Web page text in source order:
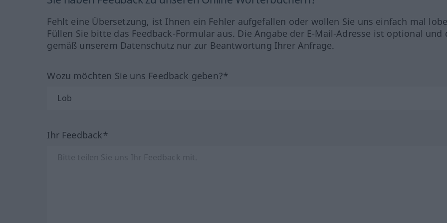
Fehlt eine Übersetzung, ist Ihnen ein Fehler aufgefallen oder wollen Sie uns einfach mal
Füllen Sie bitte das Feedback-Formular aus. Die Angabe der E-Mail-Adresse ist optional und
gemäß unserem Datenschutz nur zur Beantwortung Ihrer Anfrage.
Wozu möchten Sie uns Feedback geben?*
Ihr Feedback*